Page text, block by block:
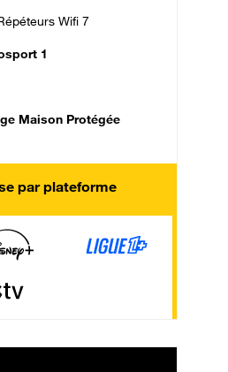
Wifi 7
1
Maison Protégée
par plateforme